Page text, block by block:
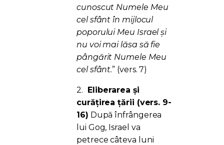
cunoscut Numele Meu
cel sfânt în mijlocul
poporului Meu Israel și
nu voi mai lăsa să fie
pângărit Numele Meu
cel sfânt.” (vers. 7)
2. Eliberarea și
curățirea țării (vers. 9-
16) După înfrângerea
lui Gog, Israel va
petrece câteva luni